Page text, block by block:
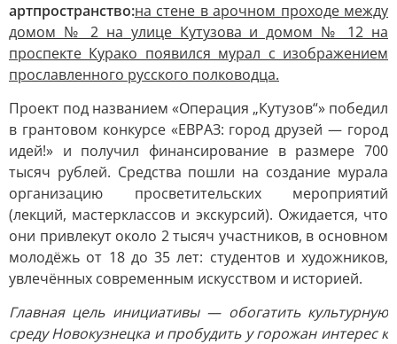
артпространство:на стене в арочном проходе между
домом № 2 на улице Кутузова и домом № 12 на
проспекте Курако появился мурал с изображением
прославленного русского полководца.
Проект под названием «Операция „Кутузов“» победил
в грантовом конкурсе «ЕВРАЗ: город друзей — город
идей!» и получил финансирование в размере 700
тысяч рублей. Средства пошли на создание мурала
организацию просветительских мероприятий
(лекций, мастерклассов и экскурсий). Ожидается, что
они привлекут около 2 тысяч участников, в основном
молодёжь от 18 до 35 лет: студентов и художников,
увлечённых современным искусством и историей.
Главная цель инициативы — обогатить культурную
среду Новокузнецка и пробудить у горожан интерес к